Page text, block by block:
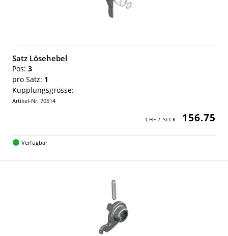
Satz Lösehebel
Pos: 3
pro Satz: 1
Kupplungsgrösse:
Artikel-Nr: 70514
156.75
Verfügbar